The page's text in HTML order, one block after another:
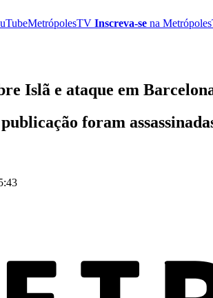
MetrópolesTV Inscreva-se na
Islã e ataque em
foram